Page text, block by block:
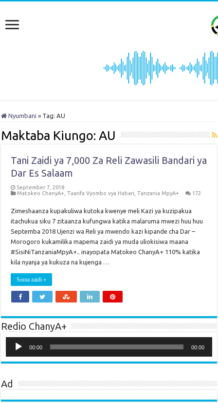
Nyumbani » Tag:AU
Maktaba Kiungo:AU
Tani Zaidi ya 7,000 Za Reli Zawasili Bandari ya
Dar Es Salaam
September 7, 2018
Matokeo ChanyA+ ,Taarifa Vyombo vya Habari ,Tanzania MpyA+ 172
Zimeshaanza kupakuliwa kutoka kwenye meli Kazi ya kuzipakua
itachukua siku 7 zitaanza kufungwa katika malaruma mwezi huu huu
Septemba 2018 Ujenzi wa Reli ya mwendo kazi kipande cha Dar –
Morogoro kukamilika mapema zaidi ya muda uliokisiwa maana
#SisiNiTanzaniaMpyA+.. inayopata Matokeo ChanyA+ 110% katika
kila nyanja ya kukuza na kujenga …
Soma zaidi »
Redio ChanyA+
Player
00:00 00:00
Ad